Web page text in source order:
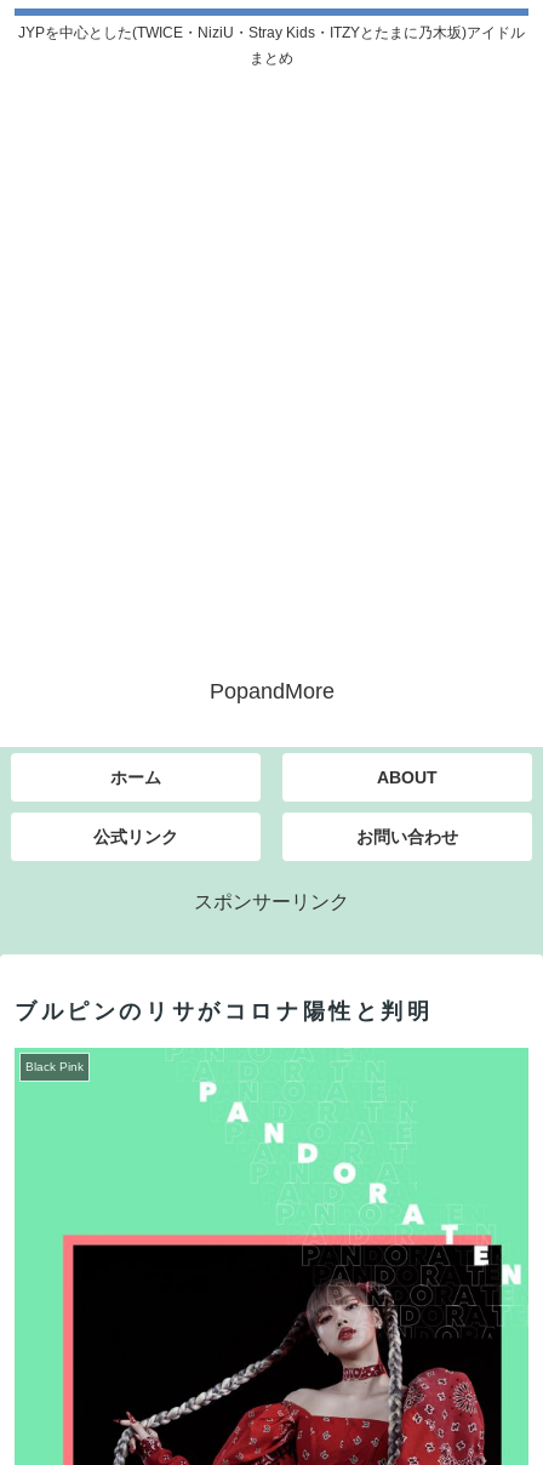
JYPを中心とした(TWICE・NiziU・Stray Kids・ITZYとたまに乃木坂)アイドル
まとめ
PopandMore
ホーム ABOUT
公式リンク お問い合わせ
スポンサーリンク
ブルピンのリサがコロナ陽性と判明
Black Pink